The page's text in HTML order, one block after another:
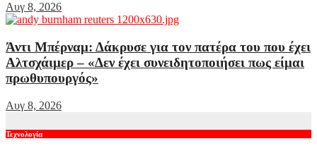
Αυγ 8, 2026
Άντι Μπέρναμ: Δάκρυσε για τον πατέρα του που έχει
Αλτσχάιμερ – «Δεν έχει συνειδητοποιήσει πως είμαι
πρωθυπουργός»
Αυγ 8, 2026
Τεχνολογία